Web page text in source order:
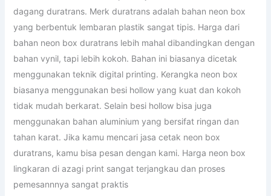
dagang duratrans. Merk duratrans adalah bahan neon box
yang berbentuk lembaran plastik sangat tipis. Harga dari
bahan neon box duratrans lebih mahal dibandingkan dengan
bahan vynil, tapi lebih kokoh. Bahan ini biasanya dicetak
menggunakan teknik digital printing. Kerangka neon box
biasanya menggunakan besi hollow yang kuat dan kokoh
tidak mudah berkarat. Selain besi hollow bisa juga
menggunakan bahan aluminium yang bersifat ringan dan
tahan karat. Jika kamu mencari jasa cetak neon box
duratrans, kamu bisa pesan dengan kami. Harga neon box
lingkaran di azagi print sangat terjangkau dan proses
pemesannnya sangat praktis